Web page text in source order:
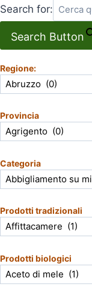
Search for:
Search Button
Regione:
Provincia
Categoria
Prodotti tradizionali
Prodotti biologici